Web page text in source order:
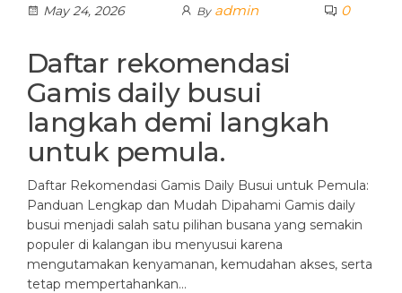
May 24, 2026
By admin 0
Daftar rekomendasi
Gamis daily busui
langkah demi langkah
untuk pemula.
Daftar Rekomendasi Gamis Daily Busui untuk Pemula:
Panduan Lengkap dan Mudah Dipahami Gamis daily
busui menjadi salah satu pilihan busana yang semakin
populer di kalangan ibu menyusui karena
mengutamakan kenyamanan, kemudahan akses, serta
tetap mempertahankan…